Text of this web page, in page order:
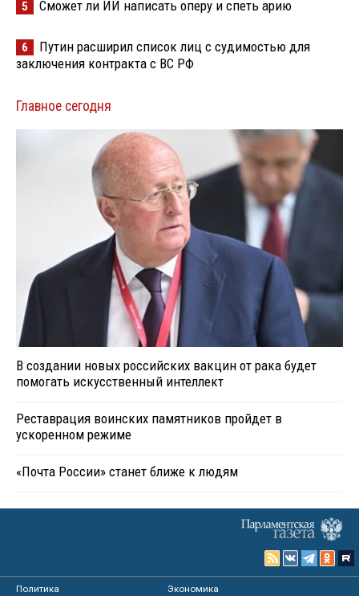
5 Сможет ли ИИ написать оперу и спеть арию
6
Путин расширил список лиц с судимостью для
заключения контракта с ВС РФ
Главное сегодня
В создании новых российских вакцин от рака будет
помогать искусственный интеллект
Реставрация воинских памятников пройдет в
ускоренном режиме
«Почта России» станет ближе к людям
Политика
Экономика